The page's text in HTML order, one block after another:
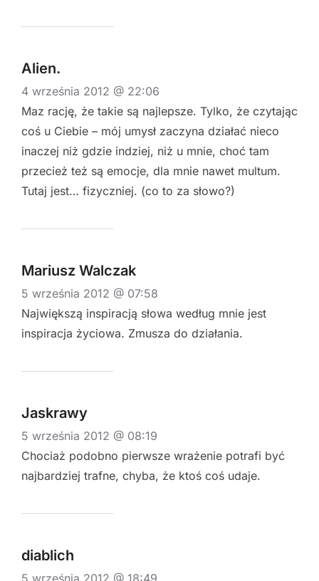
Alien.
4 września 2012 @ 22:06
Maz rację, że takie są najlepsze. Tylko, że czytając
coś u Ciebie – mój umysł zaczyna działać nieco
inaczej niż gdzie indziej, niż u mnie, choć tam
przecież też są emocje, dla mnie nawet multum.
Tutaj jest… fizyczniej. (co to za słowo?)
Mariusz Walczak
5 września 2012 @ 07:58
Największą inspiracją słowa według mnie jest
inspiracja życiowa. Zmusza do działania.
Jaskrawy
5 września 2012 @ 08:19
Chociaż podobno pierwsze wrażenie potrafi być
najbardziej trafne, chyba, że ktoś coś udaje.
diablich
5 września 2012 @ 18:49